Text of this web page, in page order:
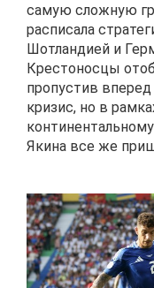
самую сложную
расписала
Шотландией и
Крестоносцы
пропустив
кризис, но в
Якина все же